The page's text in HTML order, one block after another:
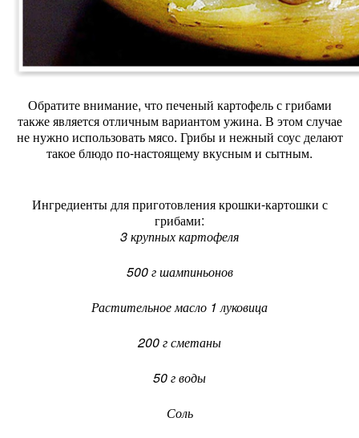
Обратите внимание, что печеный картофель с грибами
также является отличным вариантом ужина. В этом случае
не нужно использовать мясо. Грибы и нежный соус делают
такое блюдо по-настоящему вкусным и сытным.
Ингредиенты для приготовления крошки-картошки с
грибами:
3 крупных картофеля
500 г шампиньонов
Растительное масло 1 луковица
200 г сметаны
50 г воды
Соль